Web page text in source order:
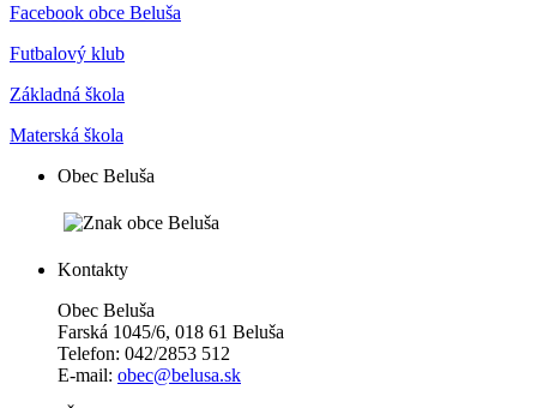
Facebook obce Beluša
Futbalový klub
Základná škola
Materská škola
Obec Beluša
Kontakty
Obec Beluša
Farská 1045/6, 018 61 Beluša
Telefon: 042/2853 512
E-mail: obec@belusa.sk